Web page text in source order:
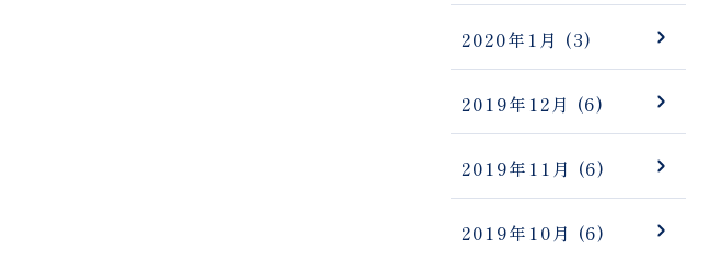
2020年1月 (3)
2019年12月 (6)
2019年11月 (6)
2019年10月 (6)